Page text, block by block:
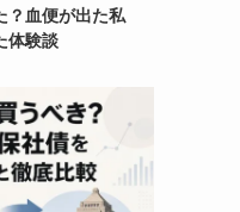
？血便が出た私
体験談